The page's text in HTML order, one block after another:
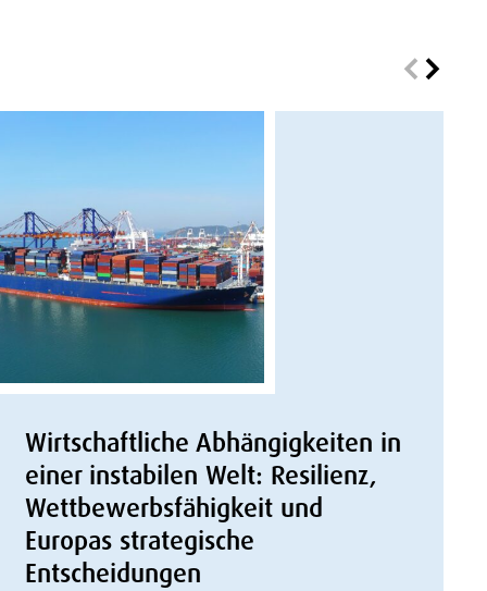
Wirtschaftliche Abhängigkeiten in
einer instabilen Welt: Resilienz,
Wettbewerbsfähigkeit und
Europas strategische
Entscheidungen